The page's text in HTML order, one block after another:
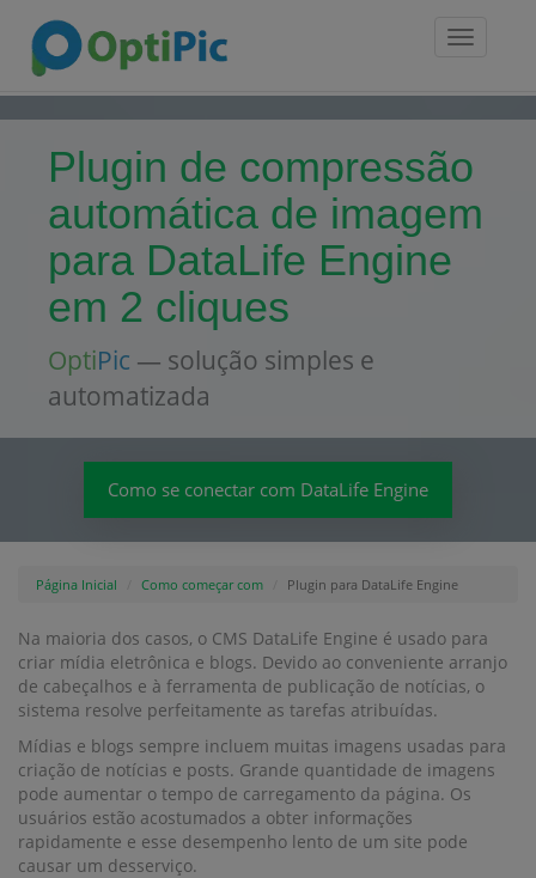
Toggle
Plugin de compressão
automática de imagem
para DataLife Engine
em 2 cliques
OptiPic — solução simples e
automatizada
Como se conectar com DataLife Engine
Página Inicial Como começar com Plugin para DataLife Engine
Na maioria dos casos, o CMS DataLife Engine é usado para
criar mídia eletrônica e blogs. Devido ao conveniente arranjo
de cabeçalhos e à ferramenta de publicação de notícias, o
sistema resolve perfeitamente as tarefas atribuídas.
Mídias e blogs sempre incluem muitas imagens usadas para
criação de notícias e posts. Grande quantidade de imagens
pode aumentar o tempo de carregamento da página. Os
usuários estão acostumados a obter informações
rapidamente e esse desempenho lento de um site pode
causar um desserviço.